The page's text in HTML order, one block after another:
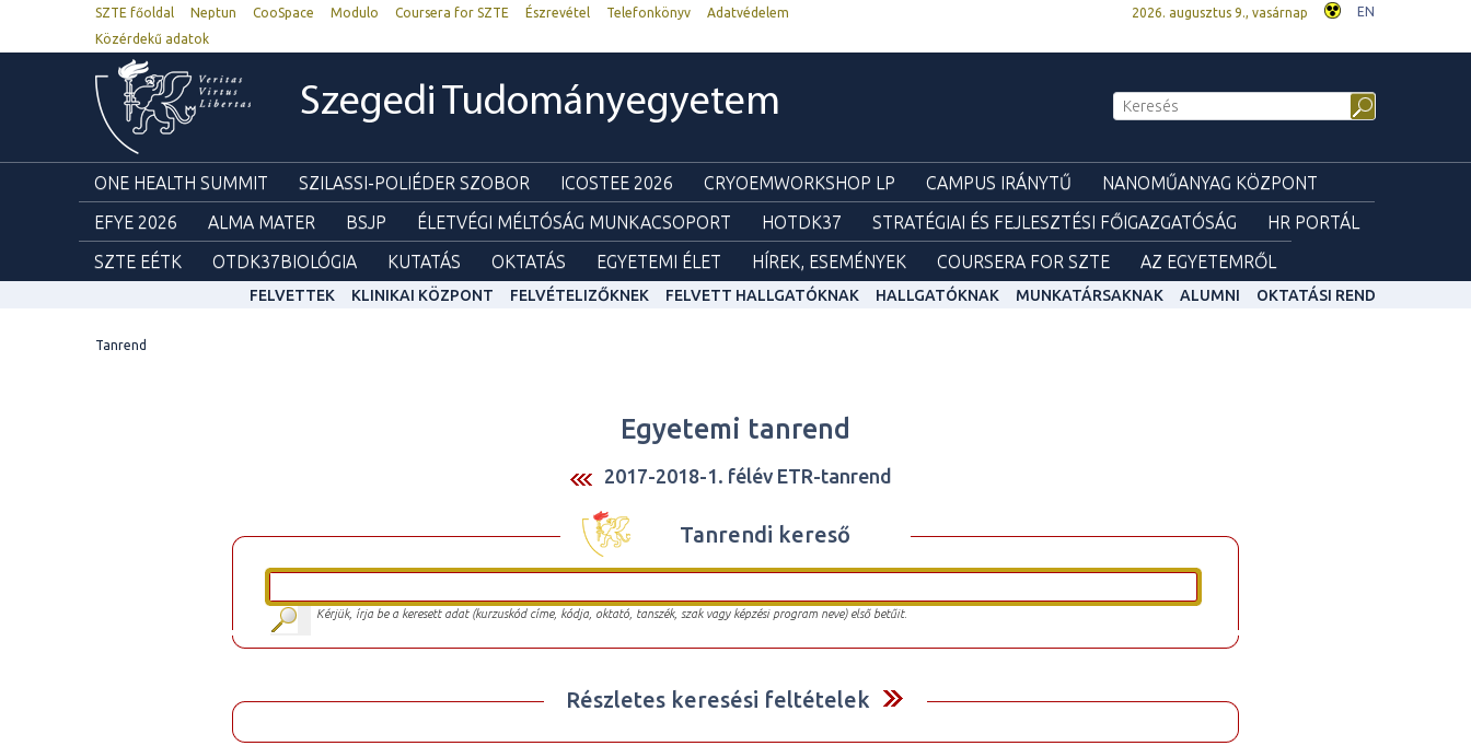
SZTE főoldal Neptun CooSpace Modulo Coursera for SZTE Észrevétel Telefonkönyv
Adatvédelem
Közérdekű adatok
2026. augusztus 9., vasárnap EN
Szegedi Tudományegyetem
ONE HEALTH SUMMIT SZILASSI-POLIÉDER SZOBOR ICOSTEE 2026 CRYOEMWORKSHOP LP CAMPUS IRÁNYTŰ
NANOMŰANYAG KÖZPONT
EFYE 2026
ALMA MATER BSJP ÉLETVÉGI MÉLTÓSÁG MUNKACSOPORT HOTDK37 STRATÉGIAI ÉS FEJLESZTÉSI FŐIGAZGATÓSÁG
HR PORTÁL
SZTE EÉTK
OTDK37BIOLÓGIA KUTATÁS OKTATÁS EGYETEMI ÉLET HÍREK, ESEMÉNYEK COURSERA FOR SZTE AZ EGYETEMRŐL
FELVETTEK KLINIKAI KÖZPONT FELVÉTELIZŐKNEK FELVETT HALLGATÓKNAK HALLGATÓKNAK MUNKATÁRSAKNAK ALUMNI OKTATÁSI REND
Tanrend
Egyetemi tanrend
2017-2018-1. félév ETR-tanrend
Tanrendi kereső
Kérjük, írja be a keresett adat (kurzuskód címe, kódja, oktató, tanszék, szak vagy képzési program neve) első betűit.
Részletes keresési feltételek